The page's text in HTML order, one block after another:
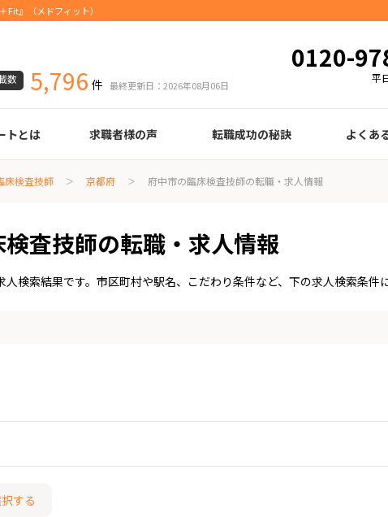
Fit』（メドフィット）
数 5,796 件 最終更新日：2026年08月06日
0120-
平
トとは 求職者様の声
臨床検査技師
診療放射線技師
臨床工学技士
医療事務
調剤薬局事務
理学療法士
作業療法士
言語聴覚士
機能訓練指導員
視能訓練士
看護師
薬剤師
転職成功の秘訣
履歴書の書き方
職務経歴書の書き方
面接の心得
面接のコツ
転職の際に知っておきたいこと
年齢早見表
給与
よくあ
床検査技師 京都府 府中市の臨床検査技師の転職・求人情報
査技師の転職・求人情報
検索結果です。市区町村や駅名、こだわり条件など、下の求人検索条件
する